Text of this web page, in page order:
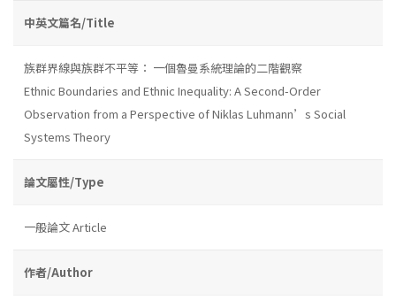
中英文篇名/Title
族群界線與族群不平等： 一個魯曼系統理論的二階觀察
Ethnic Boundaries and Ethnic Inequality: A Second-Order
Observation from a Perspective of Niklas Luhmann’s Social
Systems Theory
論文屬性/Type
一般論文 Article
作者/Author